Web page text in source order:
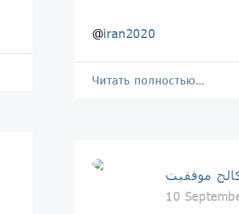
@iran2020
Читать полностью…
موفقيت
10